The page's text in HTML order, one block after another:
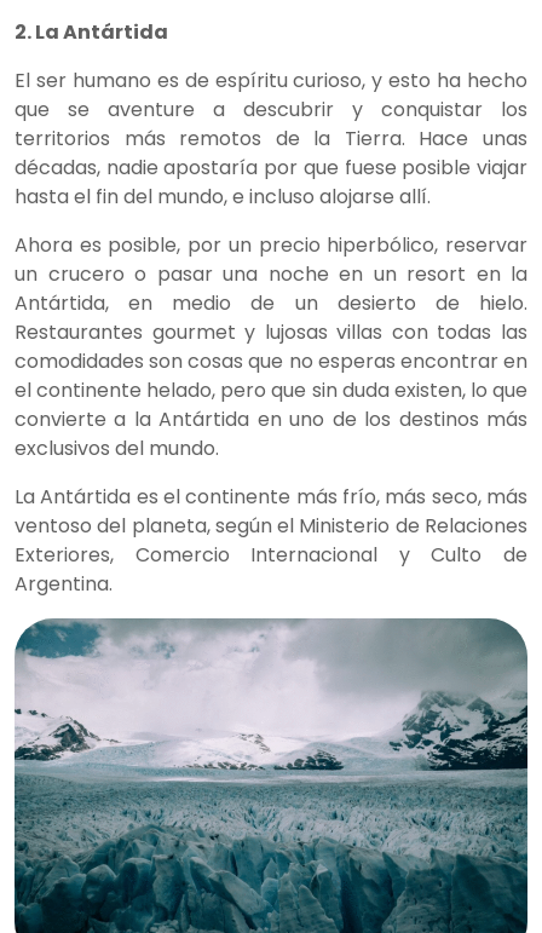
2. La Antártida
El ser humano es de espíritu curioso, y esto ha hecho
que se aventure a descubrir y conquistar los
territorios más remotos de la Tierra. Hace unas
décadas, nadie apostaría por que fuese posible viajar
hasta el fin del mundo, e incluso alojarse allí.
Ahora es posible, por un precio hiperbólico, reservar
un crucero o pasar una noche en un resort en la
Antártida, en medio de un desierto de hielo.
Restaurantes gourmet y lujosas villas con todas las
comodidades son cosas que no esperas encontrar en
el continente helado, pero que sin duda existen, lo que
convierte a la Antártida en uno de los destinos más
exclusivos del mundo.
La Antártida es el continente más frío, más seco, más
ventoso del planeta, según el Ministerio de Relaciones
Exteriores, Comercio Internacional y Culto de
Argentina.